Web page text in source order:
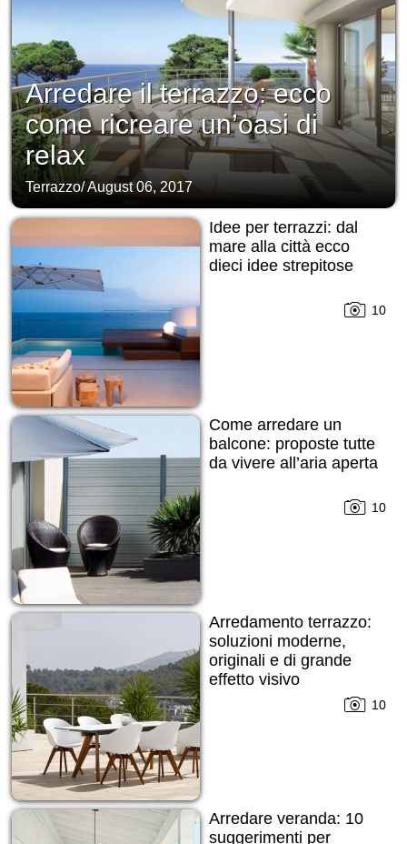
Arredare il terrazzo: ecco
come ricreare un’oasi di
relax
Terrazzo/August 06, 2017
Idee per terrazzi: dal
mare alla città ecco
dieci idee strepitose
10
Come arredare un
balcone: proposte tutte
da vivere all’aria aperta
10
Arredamento terrazzo:
soluzioni moderne,
originali e di grande
effetto visivo
10
Arredare veranda: 10
suggerimenti per